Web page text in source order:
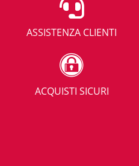
ASSISTENZA CLIENTI
ACQUISTI SICURI